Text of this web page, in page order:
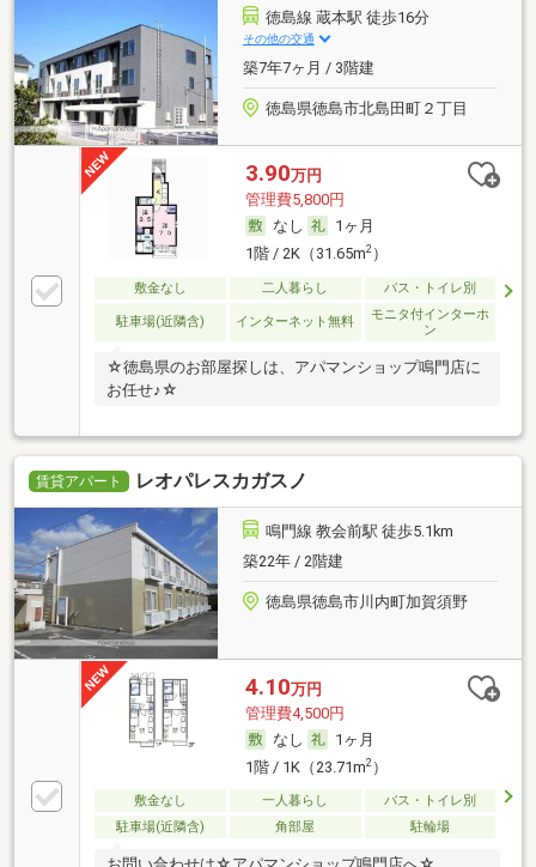
徳島線 蔵本駅 徒歩16分
その他の交通
築7年7ヶ月 / 3階建
徳島県徳島市北島田町２丁目
3.90万円
管理費5,800円
なし
1ヶ月
1階 / 2K（31.65m2）
敷金なし 二人暮らし バス・トイレ別
駐車場(近隣含) インターネット無料
モニタ付インターホ
ン
☆徳島県のお部屋探しは、アパマンショップ鳴門店に
お任せ♪☆
賃貸アパート レオパレスカガスノ
鳴門線 教会前駅 徒歩5.1km
築22年 / 2階建
徳島県徳島市川内町加賀須野
4.10万円
管理費4,500円
なし
1ヶ月
1階 / 1K（23.71m2）
敷金なし 一人暮らし
バス・トイレ別
駐車場(近隣含)
角部屋 駐輪場